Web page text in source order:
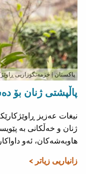
پاکستان| خزمەتگوزاریی
پاڵپشتی ژنان بۆ
ژنان و خەڵکانی بە
هاوبەشەکان، ئەو
زانیاریی زیاتر >